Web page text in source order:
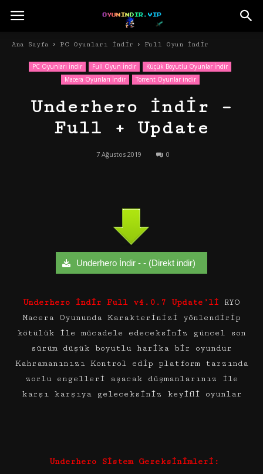
Ana Sayfa PC Oyunları İndir Full Oyun İndir
PC Oyunları İndir Full Oyun İndir
Küçük Boyutlu Oyunlar İndir
Macera Oyunları İndir
Torrent Oyunlar indir
Underhero İndir –
Full + Update
7 Ağustos 2019 0
Underhero İndir - - (Direkt indir)
Underhero İndir Full v4.0.7 Update’li RYO
Macera Oyununda Karakterinizi yönlendirip
kötülük ile mücadele edeceksiniz güncel son
sürüm düşük boyutlu harika bir oyundur
Kahramanınızı Kontrol edip platform tarzında
zorlu engelleri aşacak düşmanlarınız ile
karşı karşıya geleceksiniz keyifli oyunlar
Underhero Sistem Gereksinimleri: